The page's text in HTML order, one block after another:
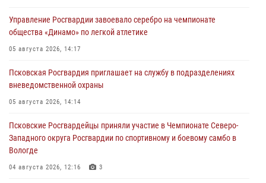
Управление Росгвардии завоевало серебро на чемпионате
общества «Динамо» по легкой атлетике
05 августа 2026, 14:17
Псковская Росгвардия приглашает на службу в подразделениях
вневедомственной охраны
05 августа 2026, 14:14
Псковские Росгвардейцы приняли участие в Чемпионате Северо-
Западного округа Росгвардии по спортивному и боевому самбо в
Вологде
04 августа 2026, 12:16 3